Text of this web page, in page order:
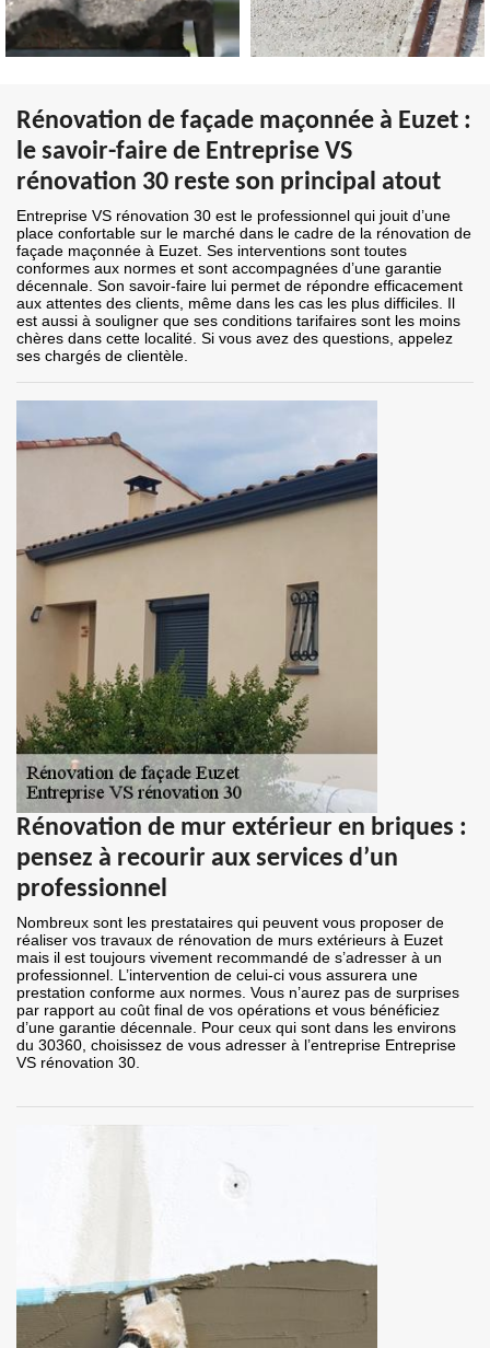
Rénovation de façade maçonnée à Euzet :
le savoir-faire de Entreprise VS
rénovation 30 reste son principal atout
Entreprise VS rénovation 30 est le professionnel qui jouit d’une
place confortable sur le marché dans le cadre de la rénovation de
façade maçonnée à Euzet. Ses interventions sont toutes
conformes aux normes et sont accompagnées d’une garantie
décennale. Son savoir-faire lui permet de répondre efficacement
aux attentes des clients, même dans les cas les plus difficiles. Il
est aussi à souligner que ses conditions tarifaires sont les moins
chères dans cette localité. Si vous avez des questions, appelez
ses chargés de clientèle.
Rénovation de mur extérieur en briques :
pensez à recourir aux services d’un
professionnel
Nombreux sont les prestataires qui peuvent vous proposer de
réaliser vos travaux de rénovation de murs extérieurs à Euzet
mais il est toujours vivement recommandé de s’adresser à un
professionnel. L’intervention de celui-ci vous assurera une
prestation conforme aux normes. Vous n’aurez pas de surprises
par rapport au coût final de vos opérations et vous bénéficiez
d’une garantie décennale. Pour ceux qui sont dans les environs
du 30360, choisissez de vous adresser à l’entreprise Entreprise
VS rénovation 30.